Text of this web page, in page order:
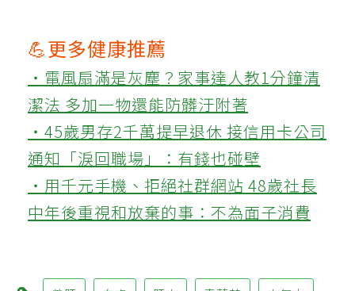
💪更多健康推薦
‧電風扇滿是灰塵？家事達人教1分鐘清
潔法 多加一物還能防髒汙附著
‧45歲男存2千萬提早退休 接信用卡公司
通知「淚回職場」：有錢也碰壁
‧用千元手機、拒絕社群網站 48歲社長
中年後重視和放棄的事：不為面子消費